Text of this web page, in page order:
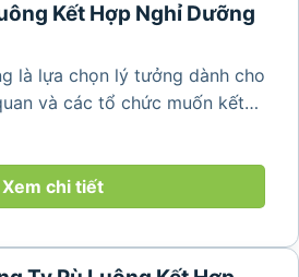
Kết Hợp Nghỉ Dưỡng
là lựa chọn lý tưởng dành cho
và các tổ chức muốn kết
quan và tổ chức các hoạt
Với cảnh quan thiên nhiên
Xem chi tiết